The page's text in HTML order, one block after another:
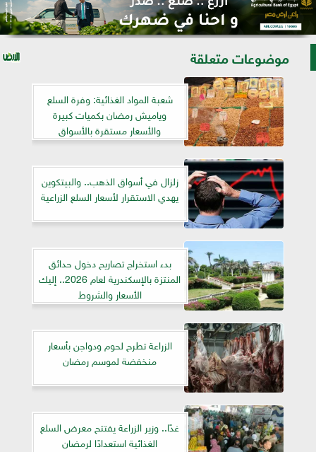
موضوعات متعلقة
شعبة المواد الغذائية: وفرة السلع
وياميش رمضان بكميات كبيرة
والأسعار مستقرة بالأسواق
زلزال في أسواق الذهب.. والبيتكوين
يهدي الاستقرار لأسعار السلع الزراعية
بدء استخراج تصاريح دخول حدائق
المنتزة بالإسكندرية لعام 2026.. إليك
الأسعار والشروط
الزراعة تطرح لحوم ودواجن بأسعار
منخفضة لموسم رمضان
غدًا.. وزير الزراعة يفتتح معرض السلع
الغذائية استعدادًا لرمضان